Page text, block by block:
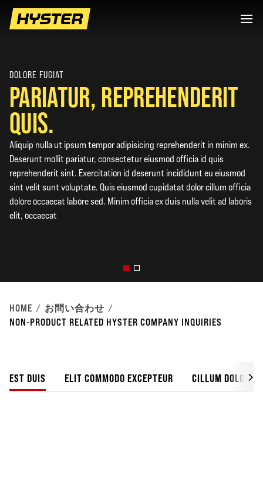
DOLORE FUGIAT
PARIATUR, REPREHENDERIT
QUIS.
Aliquip nulla ut ipsum tempor adipisicing reprehenderit in minim ex.
Deserunt mollit pariatur, consectetur eiusmod officia id quis
reprehenderit sint. Exercitation id deserunt incididunt eu eiusmod
sint velit sunt voluptate. Quis eiusmod cupidatat dolor cillum officia
dolore occaecat labore sed. Minim officia ex duis nulla velit ad laboris
elit, occaecat
HOME
お問い合わせ
NON-PRODUCT RELATED HYSTER COMPANY INQUIRIES
EST DUIS ELIT COMMODO EXCEPTEUR CILLUM DOLORE